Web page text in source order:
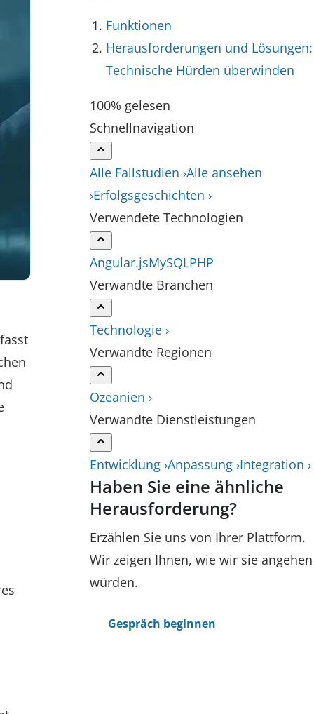
Funktionen
Herausforderungen und Lösungen:
Technische Hürden überwinden
100% gelesen
Schnellnavigation
Alle Fallstudien ›Alle ansehen
›Erfolgsgeschichten ›
Verwendete Technologien
Angular.jsMySQLPHP
Verwandte Branchen
Technologie ›
Verwandte Regionen
Ozeanien ›
Verwandte Dienstleistungen
Entwicklung ›Anpassung ›Integration ›
Haben Sie eine ähnliche
Herausforderung?
Erzählen Sie uns von Ihrer Plattform.
Wir zeigen Ihnen, wie wir sie angehen
würden.
Gespräch beginnen